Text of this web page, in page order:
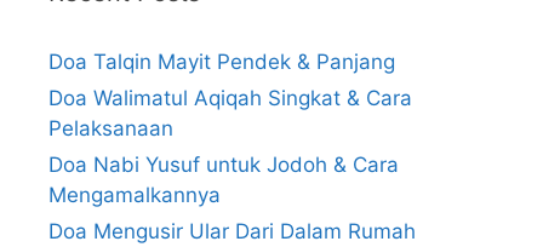
Doa Talqin Mayit Pendek & Panjang
Doa Walimatul Aqiqah Singkat & Cara
Pelaksanaan
Doa Nabi Yusuf untuk Jodoh & Cara
Mengamalkannya
Doa Mengusir Ular Dari Dalam Rumah